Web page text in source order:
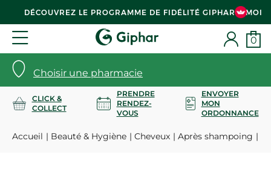
DÉCOUVREZ LE PROGRAMME DE FIDÉLITÉ GIPHAR & MOI
Choisir une pharmacie
0
CLICK &
COLLECT
PRENDRE
RENDEZ-
VOUS
ENVOYER
MON
ORDONNANCE
Accueil Beauté & Hygiène Cheveux Après shampoing